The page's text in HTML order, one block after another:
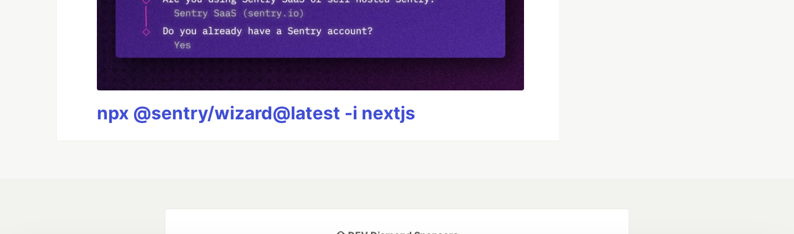
npx @sentry/wizard@latest -i nextjs